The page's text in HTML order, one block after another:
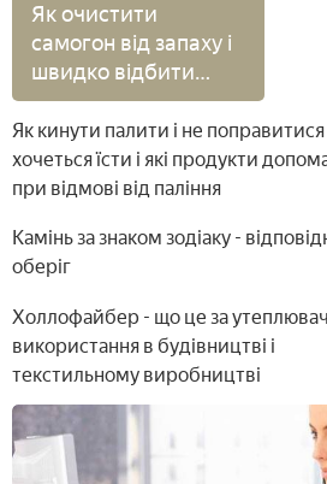
Як очистити
самогон від запаху і
швидко відбити
неприємні домішки -
рецепти для
якісного очищення
напою, відео
Як кинути палити і не
хочеться їсти і які продукти
при відмові від паління
Камінь за знаком зодіаку -
оберіг
Холлофайбер - що це за
використання в будівництві і
текстильному виробництві